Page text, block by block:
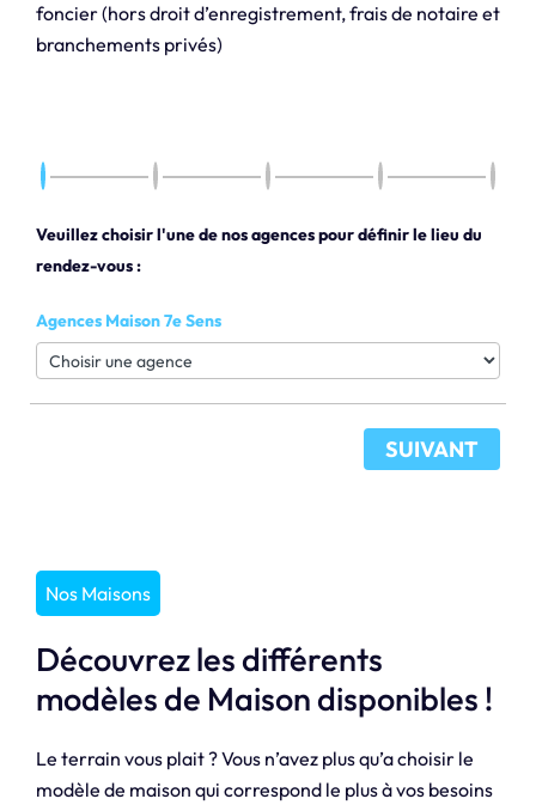
foncier (hors droit d’enregistrement, frais de notaire et
branchements privés)
Veuillez choisir l'une de nos agences pour définir le lieu du
rendez-vous :
Agences Maison 7e Sens
SUIVANT
Nos Maisons
Découvrez les différents
modèles de Maison disponibles !
Le terrain vous plait ? Vous n’avez plus qu’a choisir le
modèle de maison qui correspond le plus à vos besoins